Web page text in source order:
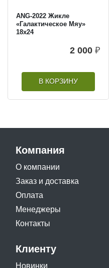
ANG-2022 Жикле
«Галактическое Мяу»
18х24
2 000 ₽
В КОРЗИНУ
Компания
О компании
Заказ и доставка
Оплата
Менеджеры
Контакты
Клиенту
Новинки